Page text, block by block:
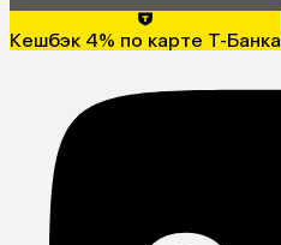
Кешбэк 4% по карте Т-Банка